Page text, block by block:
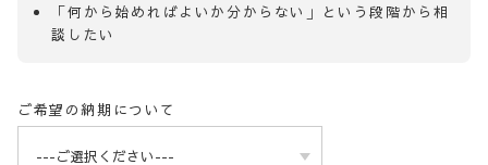
「何から始めればよいか分からない」という段階から相
談したい
ご希望の納期について